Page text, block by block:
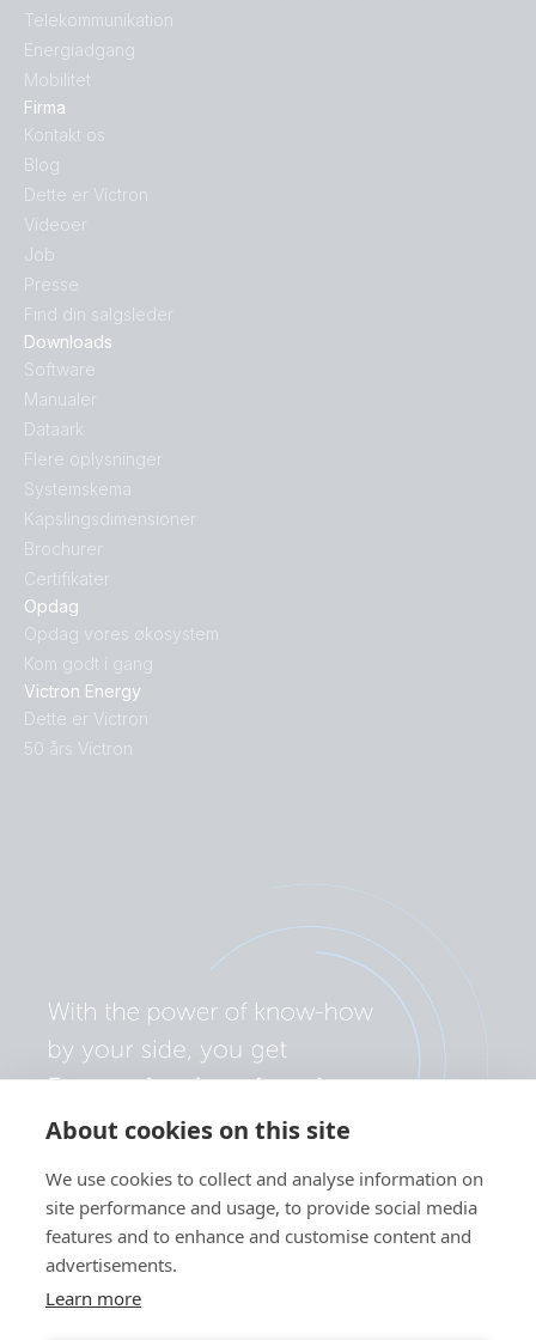
About cookies on this site
We use cookies to collect and analyse information on
site performance and usage, to provide social media
features and to enhance and customise content and
advertisements.
Learn more
Opdag
Opdag vores økosystem
Kom godt i gang
Victron Energy
Dette er Victron
50 års Victron
Downloads
Software
Manualer
Dataark
Flere oplysninger
Systemskema
Kapslingsdimensioner
Brochurer
Certifikater
Telekommunikation
Energiadgang
Mobilitet
Firma
Kontakt os
Blog
Dette er Victron
Videoer
Job
Presse
Find din salgsleder